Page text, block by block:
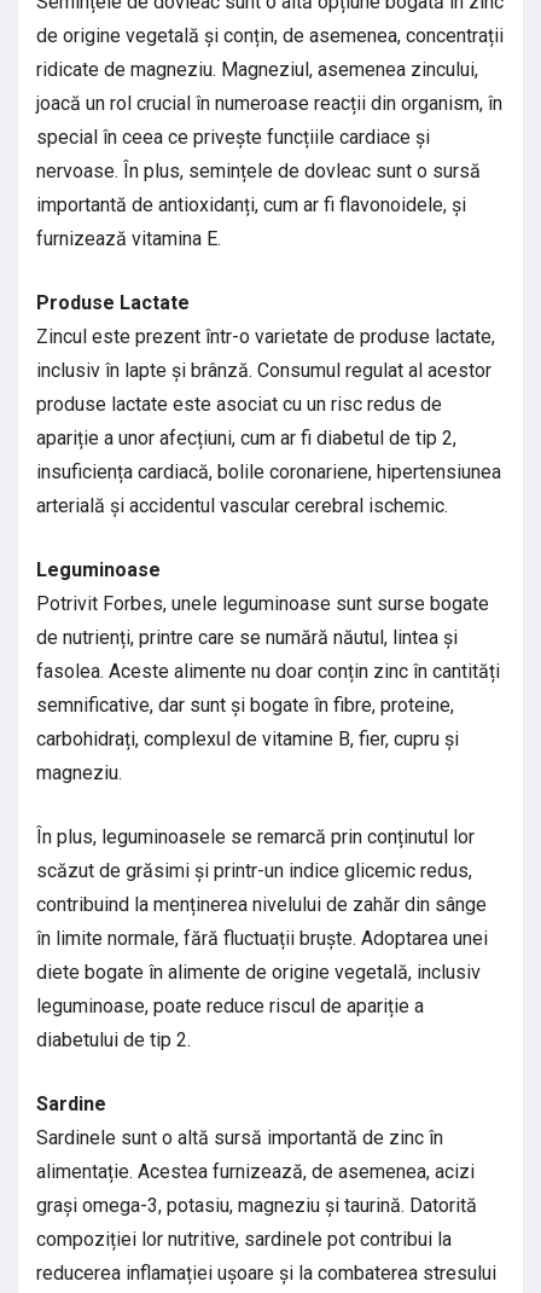
de origine vegetală și conțin, de asemenea, concentrații
ridicate de magneziu. Magneziul, asemenea zincului,
joacă un rol crucial în numeroase reacții din organism, în
special în ceea ce privește funcțiile cardiace și
nervoase. În plus, semințele de dovleac sunt o sursă
importantă de antioxidanți, cum ar fi flavonoidele, și
furnizează vitamina E.
Produse Lactate
Zincul este prezent într-o varietate de produse lactate,
inclusiv în lapte și brânză. Consumul regulat al acestor
produse lactate este asociat cu un risc redus de
apariție a unor afecțiuni, cum ar fi diabetul de tip 2,
insuficiența cardiacă, bolile coronariene, hipertensiunea
arterială și accidentul vascular cerebral ischemic.
Leguminoase
Potrivit Forbes, unele leguminoase sunt surse bogate
de nutrienți, printre care se numără năutul, lintea și
fasolea. Aceste alimente nu doar conțin zinc în cantități
semnificative, dar sunt și bogate în fibre, proteine,
carbohidrați, complexul de vitamine B, fier, cupru și
magneziu.
În plus, leguminoasele se remarcă prin conținutul lor
scăzut de grăsimi și printr-un indice glicemic redus,
contribuind la menținerea nivelului de zahăr din sânge
în limite normale, fără fluctuații bruște. Adoptarea unei
diete bogate în alimente de origine vegetală, inclusiv
leguminoase, poate reduce riscul de apariție a
diabetului de tip 2.
Sardine
Sardinele sunt o altă sursă importantă de zinc în
alimentație. Acestea furnizează, de asemenea, acizi
grași omega-3, potasiu, magneziu și taurină. Datorită
compoziției lor nutritive, sardinele pot contribui la
reducerea inflamației ușoare și la combaterea stresului